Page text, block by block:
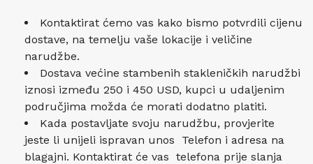
Kontaktirat ćemo vas kako bismo potvrdili cijenu
dostave, na temelju vaše lokacije i veličine
narudžbe.
Dostava većine stambenih stakleničkih narudžbi
iznosi između 250 i 450 USD, kupci u udaljenim
područjima možda će morati dodatno platiti.
Kada postavljate svoju narudžbu, provjerite
jeste li unijeli ispravan unos Telefon i adresa na
blagajni. Kontaktirat će vas telefona prije slanja